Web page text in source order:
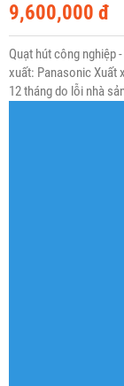
9,600,000 đ
Quạt hút công nghiệp
xuất: Panasonic Xuất
12 tháng do lỗi nhà